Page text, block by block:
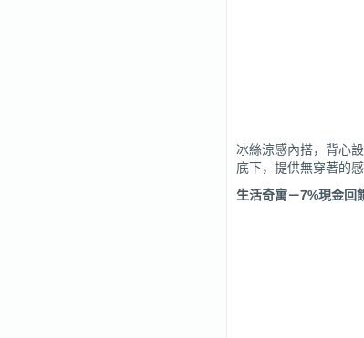
冰絲涼感內搭，背心
底下，提供無穿著的感
生活奇寓－7%現金回